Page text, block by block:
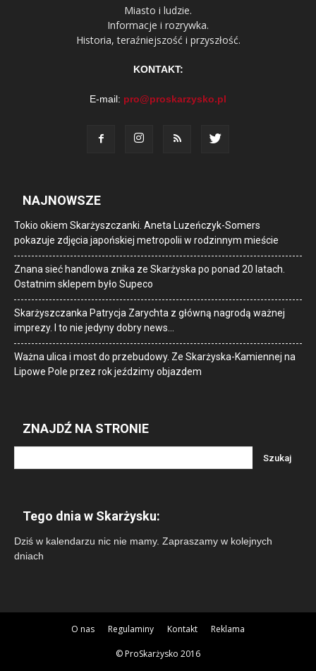
Miasto i ludzie.
Informacje i rozrywka.
Historia, teraźniejszość i przyszłość.
KONTAKT:
E-mail: pro@proskarzysko.pl
NAJNOWSZE
Tokio okiem Skarżyszczanki. Aneta Luzeńczyk-Somers
pokazuje zdjęcia japońskiej metropolii w rodzinnym mieście
Znana sieć handlowa znika ze Skarżyska po ponad 20 latach.
Ostatnim sklepem było Supeco
Skarżyszczanka Patrycja Zarychta z główną nagrodą ważnej
imprezy. I to nie jedyny dobry news…
Ważna ulica i most do przebudowy. Ze Skarżyska-Kamiennej na
Lipowe Pole przez rok jeździmy objazdem
ZNAJDŹ NA STRONIE
Tego dnia w Skarżysku:
Dziś w kalendarzu nic nie mamy. Zapraszamy w kolejnych
dniach
O nas Regulaminy Kontakt Reklama
© ProSkarżysko 2016